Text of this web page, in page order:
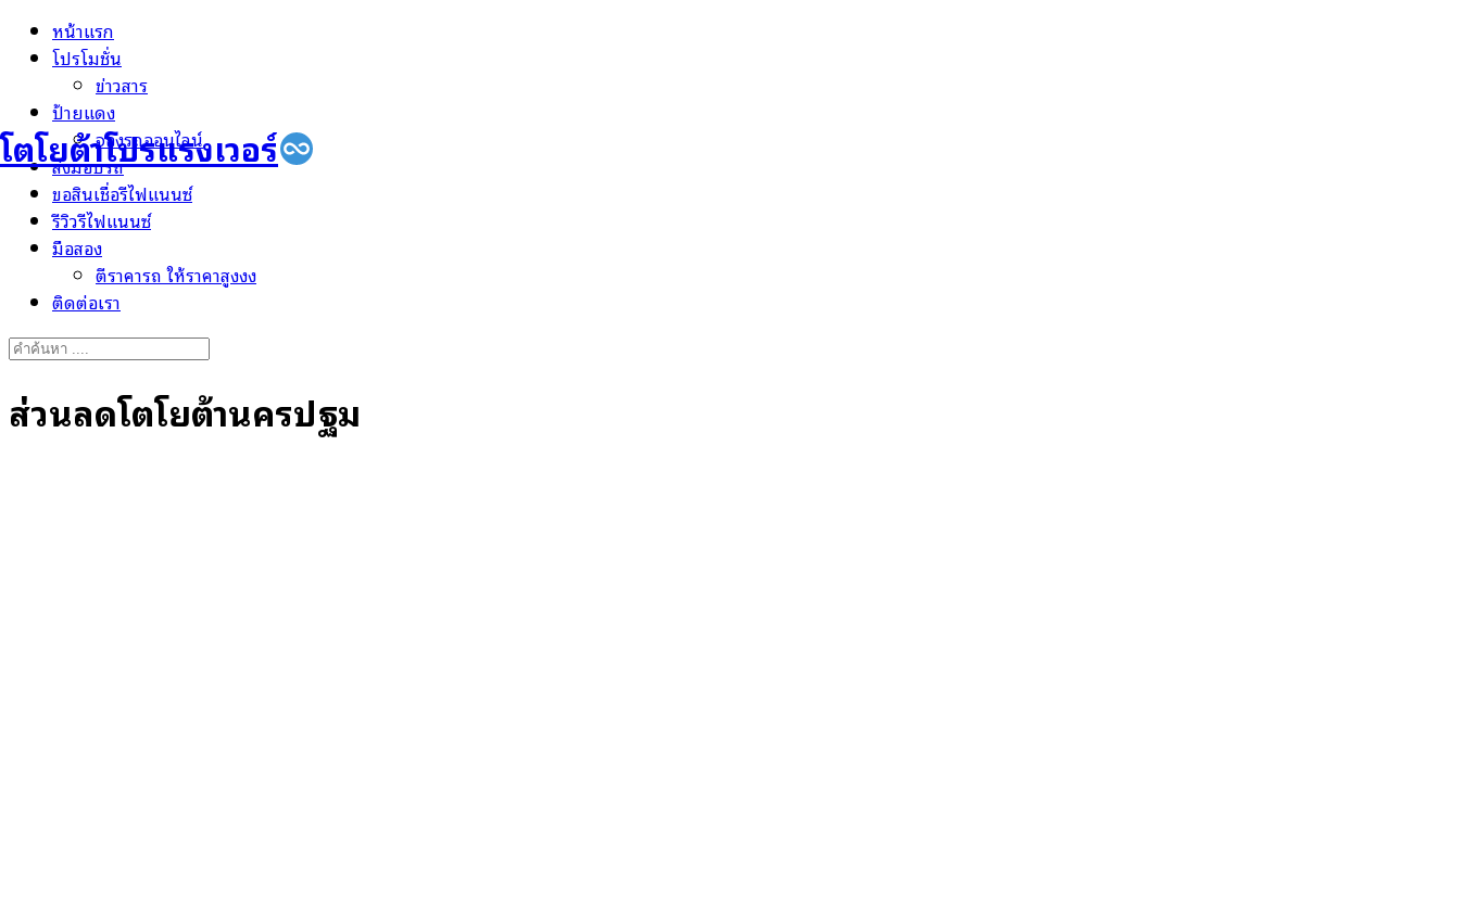
Skip
โตโยต้าโปรแรงเวอร์
หน้าแรก
โปรโมชั่น
ข่าวสาร
ป้ายแดง
จองรถออนไลน์
ส่งมอบรถ
ขอสินเชื่อรีไฟแนนซ์
รีวิวรีไฟแนนซ์
มือสอง
ตีราคารถ ให้ราคาสูงงง
ติดต่อเรา
Search
ส่วนลดโตโยต้านครปฐม